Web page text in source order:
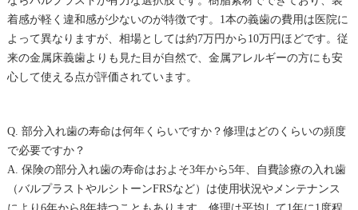
着感が軽く違和感が少ないのが特徴です。1本の義歯の費用は医院に
よって異なりますが、相場としては約7万円から10万円ほどです。従
来の金属床義歯よりも見た目が自然で、金属アレルギーの方にも安
心して使える点が評価されています。
Q. 部分入れ歯の寿命は何年くらいですか？修理はどのくらいの頻度
で必要ですか？
A. 保険の部分入れ歯の寿命はおよそ3年から5年、自費診療の入れ歯
（バルプラストやルシトーンFRSなど）は使用状況やメンテナンス